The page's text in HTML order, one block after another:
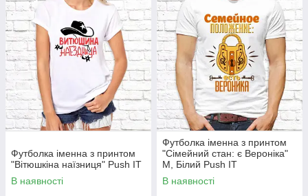
Футболка іменна з принтом
"Вітюшкіна наїзниця" Push IT
В наявності
Футболка іменна з принтом
"Сімейний стан: є Вероніка"
M, Білий Push IT
В наявності